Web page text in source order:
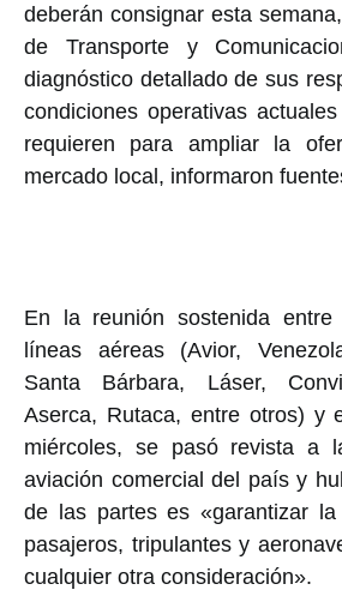
deberán consignar esta
de Transporte y
diagnóstico detallado de sus
condiciones operativas
requieren para ampliar la
mercado local, informaron
En la reunión sostenida
líneas aéreas (Avior,
Santa Bárbara, Láser,
Aserca, Rutaca, entre otros) y
miércoles, se pasó revista a
aviación comercial del país y
de las partes es «garantizar
pasajeros, tripulantes y
cualquier otra consideración».